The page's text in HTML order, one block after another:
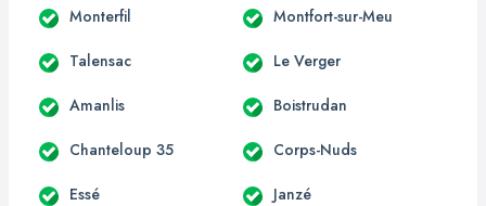
Monterfil Montfort-sur-Meu
Talensac Le Verger
Amanlis Boistrudan
Chanteloup 35 Corps-Nuds
Essé Janzé